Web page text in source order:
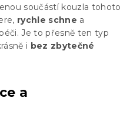
součástí kouzla tohoto
rychle schne a
Je to přesně ten typ
i bez zbytečné
a